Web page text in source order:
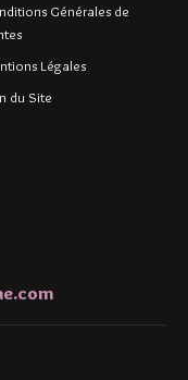
Générales de
Légales
du Site